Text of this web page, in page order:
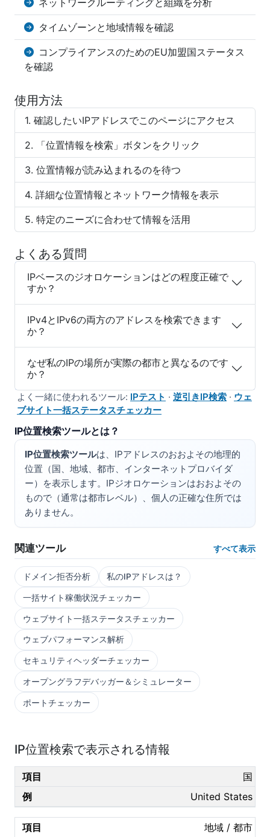
ネットワークルーティングと組織を分析
タイムゾーンと地域情報を確認
コンプライアンスのためのEU加盟国ステータス
を確認
使用方法
確認したいIPアドレスでこのページにアクセス
「位置情報を検索」ボタンをクリック
位置情報が読み込まれるのを待つ
詳細な位置情報とネットワーク情報を表示
特定のニーズに合わせて情報を活用
よくある質問
IPベースのジオロケーションはどの程度正確で
すか？
IPv4とIPv6の両方のアドレスを検索できます
か？
なぜ私のIPの場所が実際の都市と異なるのです
か？
よく一緒に使われるツール: IPテスト · 逆引きIP検索 · ウェ
ブサイト一括ステータスチェッカー
IP位置検索ツールとは？
IP位置検索ツールは、IPアドレスのおおよその地理的
位置（国、地域、都市、インターネットプロバイダ
ー）を表示します。IPジオロケーションはおおよその
もので（通常は都市レベル）、個人の正確な住所では
ありません。
関連ツール すべて表示
ドメイン拒否分析 私のIPアドレスは？
一括サイト稼働状況チェッカー
ウェブサイト一括ステータスチェッカー
ウェブパフォーマンス解析
セキュリティヘッダーチェッカー
オープングラフデバッガー＆シミュレーター
ポートチェッカー
IP位置検索で表示される情報
国
United States
地域 / 都市